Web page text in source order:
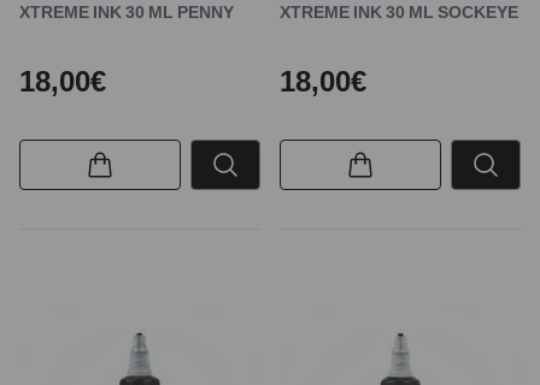
XTREME INK 30 ML PENNY
18,00€
XTREME INK 30 ML SOCKEYE
18,00€